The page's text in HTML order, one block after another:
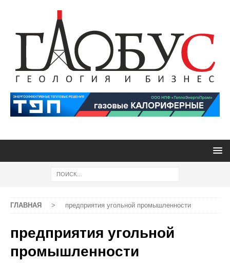
ГЛАВНАЯ > предприятия угольной промышленности
предприятия угольной
промышленности